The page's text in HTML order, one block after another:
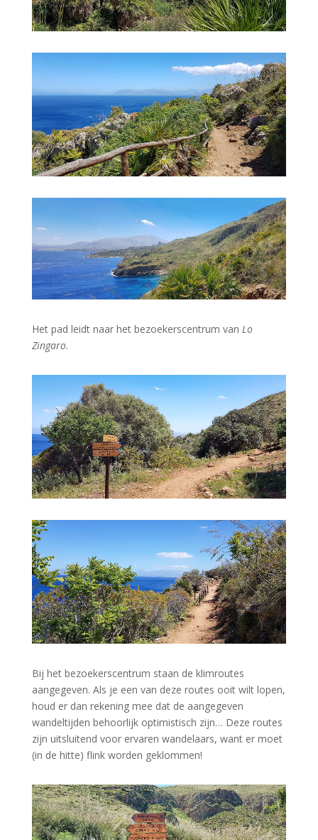
Het pad leidt naar het bezoekerscentrum van Lo
Zingaro.
Bij het bezoekerscentrum staan de klimroutes
aangegeven. Als je een van deze routes ooit wilt lopen,
houd er dan rekening mee dat de aangegeven
wandeltijden behoorlijk optimistisch zijn… Deze routes
zijn uitsluitend voor ervaren wandelaars, want er moet
(in de hitte) flink worden geklommen!